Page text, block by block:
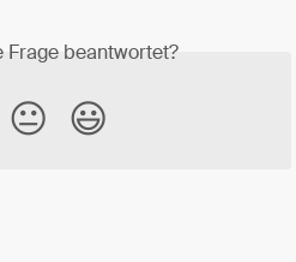
Frage beantwortet?
😐 😃